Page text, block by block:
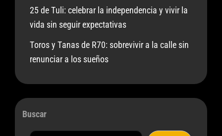
25 de Tuli: celebrar la independencia y vivir la
vida sin seguir expectativas
Toros y Tanas de R70: sobrevivir a la calle sin
renunciar a los sueños
Buscar